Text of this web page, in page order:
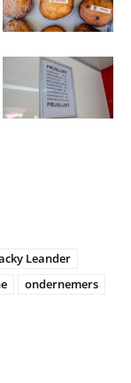
Leander
ondernemers